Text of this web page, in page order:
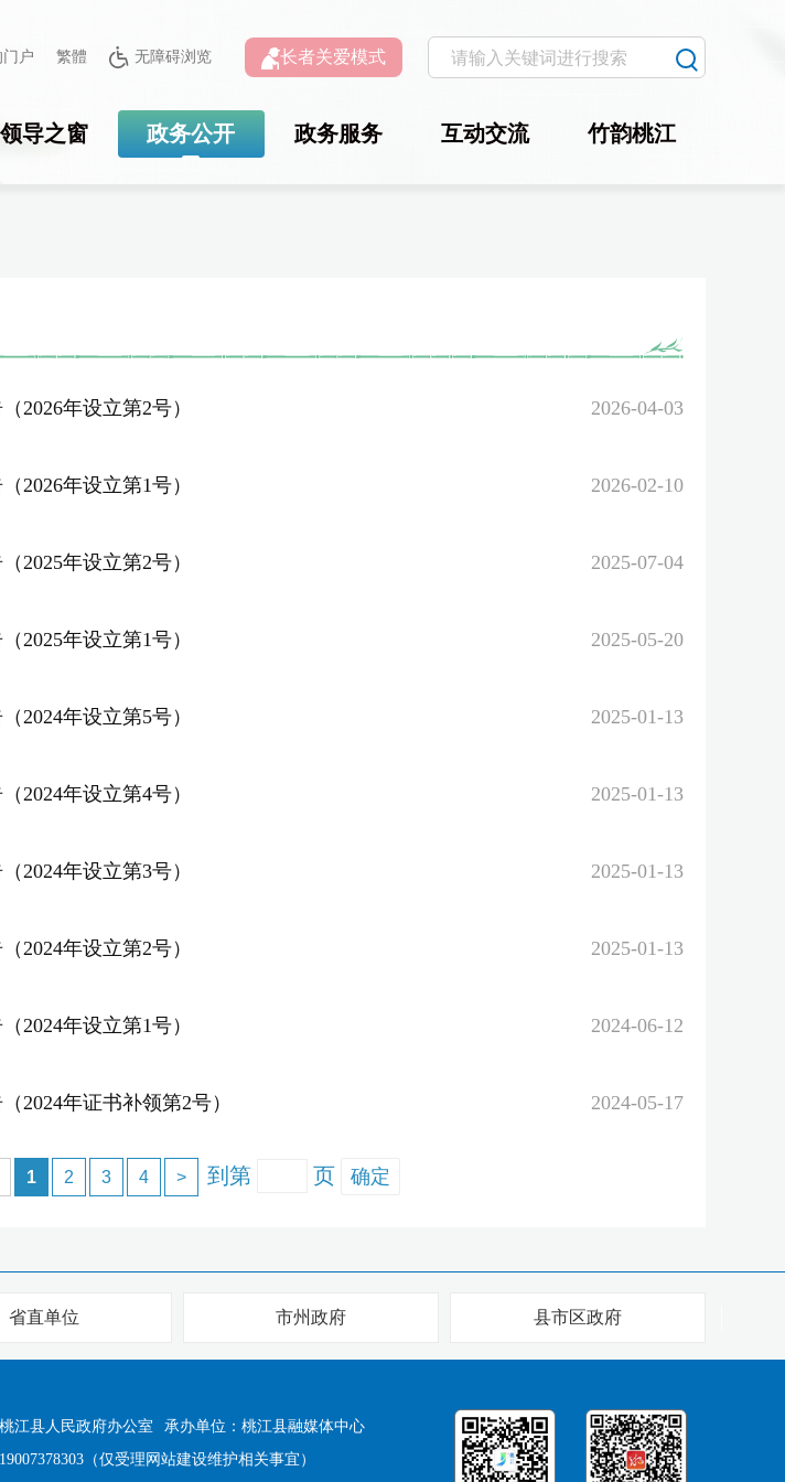
户 繁體 无障碍浏览 长者关爱模式
领导之窗 政务公开 政务服务 互动交流 竹韵桃江
2026年设立第2号） 2026-04-03
2026年设立第1号） 2026-02-10
2025年设立第2号） 2025-07-04
2025年设立第1号） 2025-05-20
2024年设立第5号） 2025-01-13
2024年设立第4号） 2025-01-13
2024年设立第3号） 2025-01-13
2024年设立第2号） 2025-01-13
2024年设立第1号） 2024-06-12
2024年证书补领第2号） 2024-05-17
1 2 3 4 > 到第 页 确定
省直单位 市州政府 县市区政府
江县人民政府办公室
承办单位：桃江县融媒体中心
（仅受理网站建设维护相关事宜）